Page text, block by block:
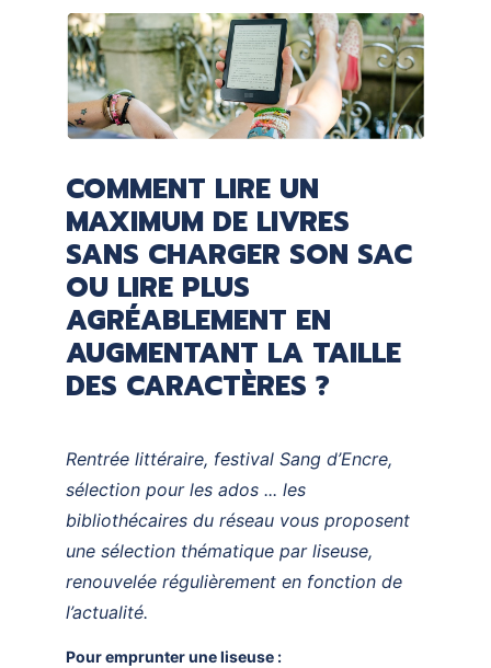
COMMENT LIRE UN
MAXIMUM DE LIVRES
SANS CHARGER SON SAC
OU LIRE PLUS
AGRÉABLEMENT EN
AUGMENTANT LA TAILLE
DES CARACTÈRES ?
Rentrée littéraire, festival Sang d’Encre,
sélection pour les ados ... les
bibliothécaires du réseau vous proposent
une sélection thématique par liseuse,
renouvelée régulièrement en fonction de
l’actualité.
Pour emprunter une liseuse :